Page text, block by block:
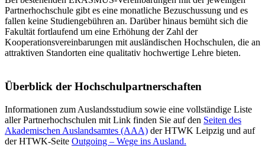
Partnerhochschule gibt es eine monatliche Bezuschussung und es
fallen keine Studiengebühren an. Darüber hinaus bemüht sich die
Fakultät fortlaufend um eine Erhöhung der Zahl der
Kooperationsvereinbarungen mit ausländischen Hochschulen, die an
attraktiven Standorten eine qualitativ hochwertige Lehre bieten.
Überblick der Hochschulpartnerschaften
Informationen zum Auslandsstudium sowie eine vollständige Liste
aller Partnerhochschulen mit Link finden Sie auf den Seiten des
Akademischen Auslandsamtes (AAA) der HTWK Leipzig und auf
der HTWK-Seite Outgoing – Wege ins Ausland.